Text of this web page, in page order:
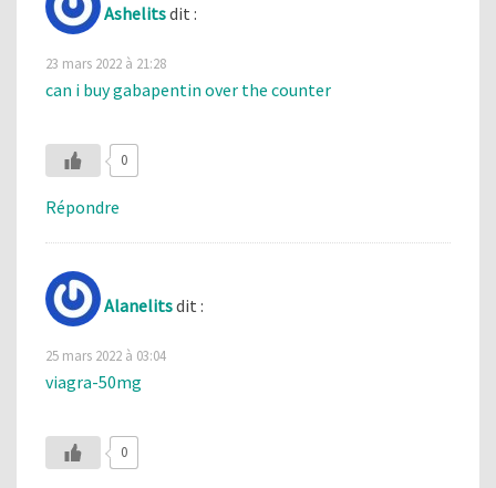
Ashelitsdit :
23 mars 2022 à 21:28
can i buy gabapentin over the counter
0
Répondre
Alanelitsdit :
25 mars 2022 à 03:04
viagra-50mg
0